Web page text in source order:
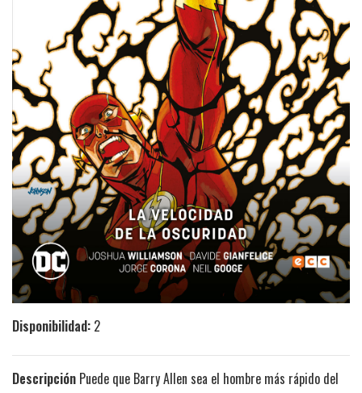
Disponibilidad: 2
Descripción Puede que Barry Allen sea el hombre más rápido del